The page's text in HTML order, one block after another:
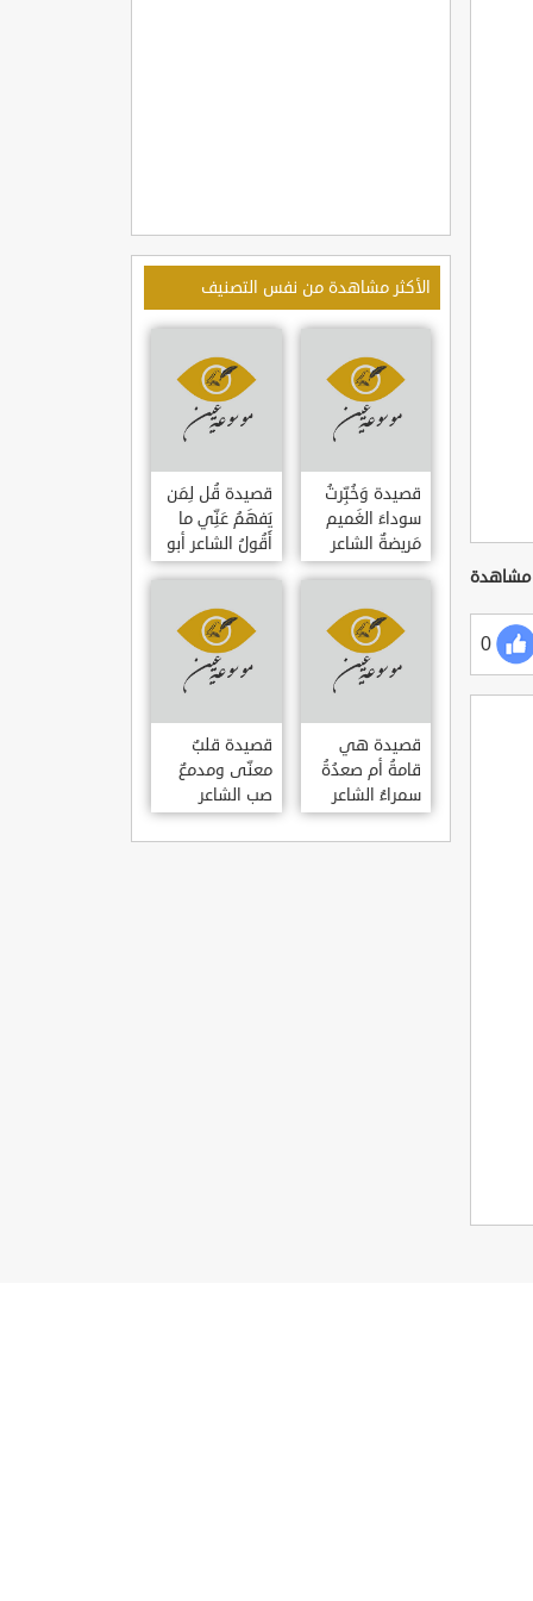
0
الأكثر مشاهدة من نفس التصنيف
قصيدة وَخُبِّرتُ
سوداءَ الغَميم
مَريضةٌ الشاعر
العوام بن عقبة
قصيدة قُل لِمَن
يَفهَمُ عَنِّي ما
أَقُولُ الشاعر أبو
حامد الغزالي
قصيدة هي
قامةُ أم صعدُةُ
سمراءُ الشاعر
سيف الدين
المشد
قصيدة قلبٌ
معنّى ومدمعٌ
صب الشاعر
سيف الدين
المشد